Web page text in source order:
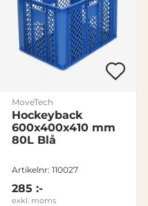
vår trafik. Vi
och annan
sociala medier och
vi samarbetar med.
med annan
tjänster.
MoveTech
Hockeyback
600x400x410 mm
80L Blå
Artikelnr: 110027
285 :-
exkl. moms